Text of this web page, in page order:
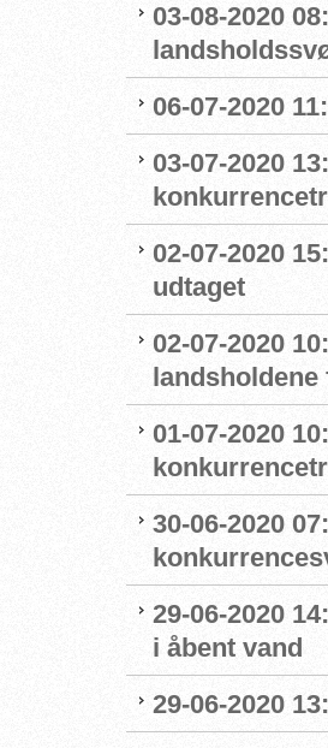
03-08-2020
06-07-2020
03-07-2020
02-07-2020
udtaget
02-07-2020
01-07-2020
30-06-2020
29-06-2020
i åbent vand
29-06-2020